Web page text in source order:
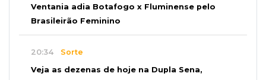
Ventania adia Botafogo x Fluminense pelo
Brasileirão Feminino
20:34 Sorte
Veja as dezenas de hoje na Dupla Sena,